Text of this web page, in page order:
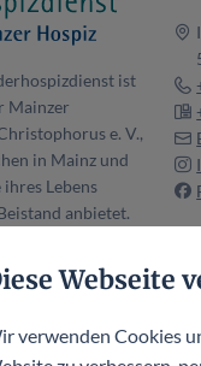
ist
Mainzer
e. V.,
in Mainz und
ihres Lebens
anbietet.
Webseite
verwenden Cookies